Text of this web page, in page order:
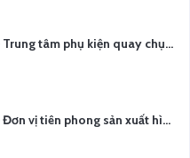
YCN MEDIA – Trung tâm phụ kiện quay chụp tại Hà Nội
YCN MEDIA – Đơn vị tiên phong sản xuất hình ảnh & âm thanh bằng AI tại Hà Nội